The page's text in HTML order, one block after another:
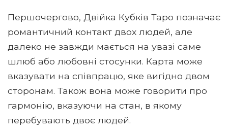
Першочергово, Двійка Кубків Таро позначає
романтичний контакт двох людей, але
далеко не завжди мається на увазі саме
шлюб або любовні стосунки. Карта може
вказувати на співпрацю, яке вигідно двом
сторонам. Також вона може говорити про
гармонію, вказуючи на стан, в якому
перебувають двоє людей.